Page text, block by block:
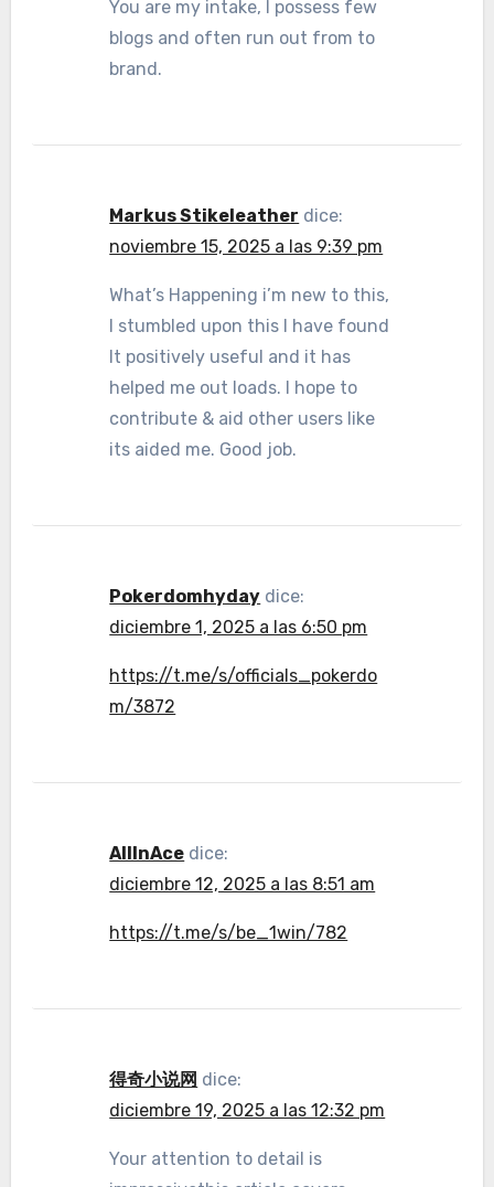
You are my intake, I possess few
blogs and often run out from to
brand.
Markus Stikeleather dice:
noviembre 15, 2025 a las 9:39 pm
What’s Happening i’m new to this,
I stumbled upon this I have found
It positively useful and it has
helped me out loads. I hope to
contribute & aid other users like
its aided me. Good job.
Pokerdomhyday dice:
diciembre 1, 2025 a las 6:50 pm
https://t.me/s/officials_pokerdo
m/3872
AllInAce dice:
diciembre 12, 2025 a las 8:51 am
https://t.me/s/be_1win/782
得奇小说网 dice:
diciembre 19, 2025 a las 12:32 pm
Your attention to detail is